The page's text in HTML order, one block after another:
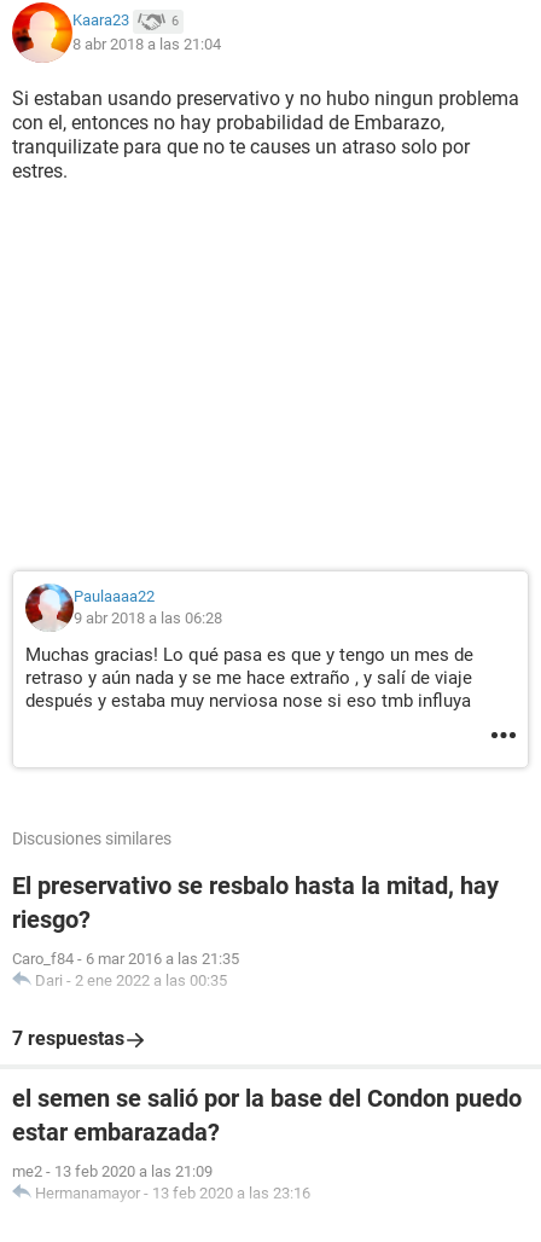
Kaara23 6
8 abr 2018 a las 21:04
Si estaban usando preservativo y no hubo ningun problema
con el, entonces no hay probabilidad de Embarazo,
tranquilizate para que no te causes un atraso solo por
estres.
Paulaaaa22
9 abr 2018 a las 06:28
Muchas gracias! Lo qué pasa es que y tengo un mes de
retraso y aún nada y se me hace extraño , y salí de viaje
después y estaba muy nerviosa nose si eso tmb influya
Discusiones similares
El preservativo se resbalo hasta la mitad, hay
riesgo?
Caro_f84 - 6 mar 2016 a las 21:35
Dari - 2 ene 2022 a las 00:35
7 respuestas
el semen se salió por la base del Condon puedo
estar embarazada?
me2 - 13 feb 2020 a las 21:09
Hermanamayor - 13 feb 2020 a las 23:16